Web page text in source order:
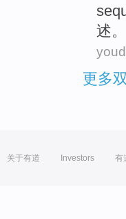
述。
更多
关于有道 Investors 有